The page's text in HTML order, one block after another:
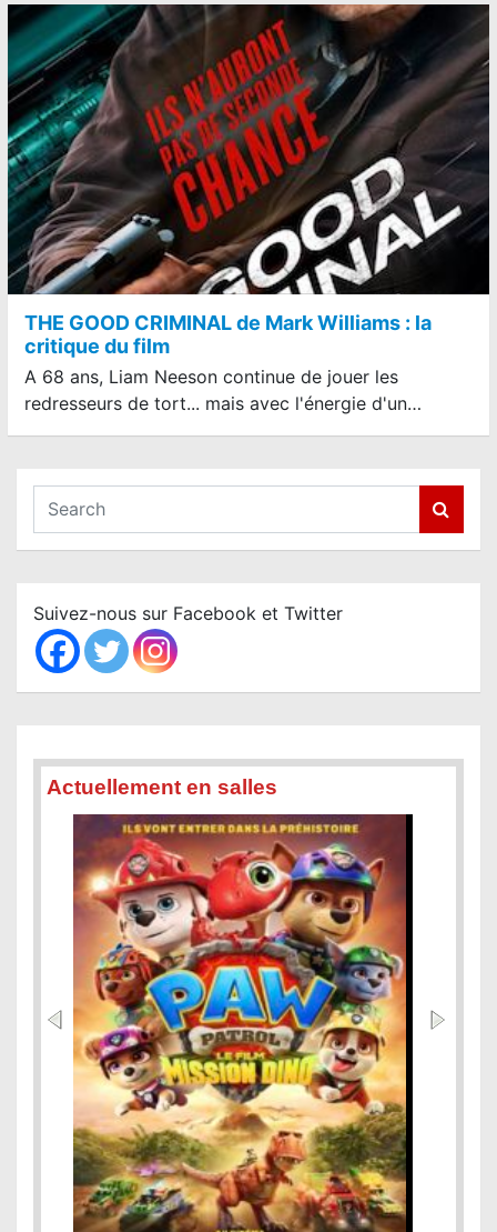
THE GOOD CRIMINAL de Mark Williams : la
critique du film
A 68 ans, Liam Neeson continue de jouer les
redresseurs de tort... mais avec l'énergie d'un…
a
c
h
Suivez-nous sur Facebook et Twitter
Actuellement en salles